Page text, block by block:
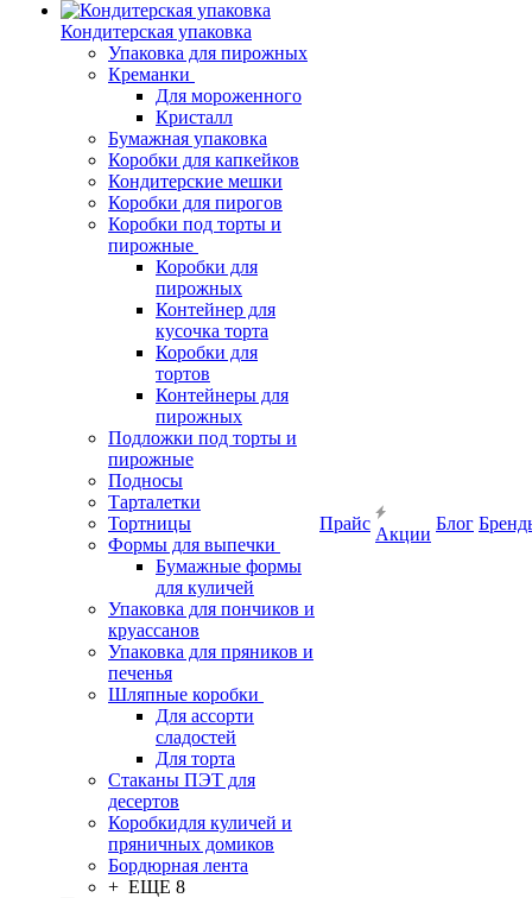
Кондитерская упаковка
Упаковка для пирожных
Креманки
Для мороженного
Кристалл
Бумажная упаковка
Коробки для капкейков
Кондитерские мешки
Коробки для пирогов
Коробки под торты и
пирожные
Коробки для
пирожных
Контейнер для
кусочка торта
Коробки для
тортов
Контейнеры для
пирожных
Подложки под торты и
пирожные
Подносы
Тарталетки
Тортницы
Формы для выпечки
Бумажные формы
для куличей
Упаковка для пончиков и
круассанов
Упаковка для пряников и
печенья
Шляпные коробки
Для ассорти
сладостей
Для торта
Стаканы ПЭТ для
десертов
Коробкидля куличей и
пряничных домиков
Бордюрная лента
+ ЕЩЕ 8
Прайс
Акции
Блог